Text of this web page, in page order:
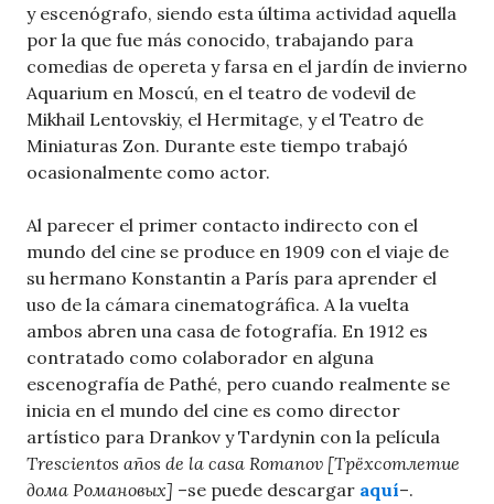
y escenógrafo, siendo esta última actividad aquella
por la que fue más conocido, trabajando para
comedias de opereta y farsa en el jardín de invierno
Aquarium en Moscú, en el teatro de vodevil de
Mikhail Lentovskiy, el Hermitage, y el Teatro de
Miniaturas Zon. Durante este tiempo trabajó
ocasionalmente como actor.
Al parecer el primer contacto indirecto con el
mundo del cine se produce en 1909 con el viaje de
su hermano Konstantin a París para aprender el
uso de la cámara cinematográfica. A la vuelta
ambos abren una casa de fotografía. En 1912 es
contratado como colaborador en alguna
escenografía de Pathé, pero cuando realmente se
inicia en el mundo del cine es como director
artístico para Drankov y Tardynin con la película
Trescientos años de la casa Romanov [Трёхсотлетие
дома Романовых] –se puede descargar aquí–.